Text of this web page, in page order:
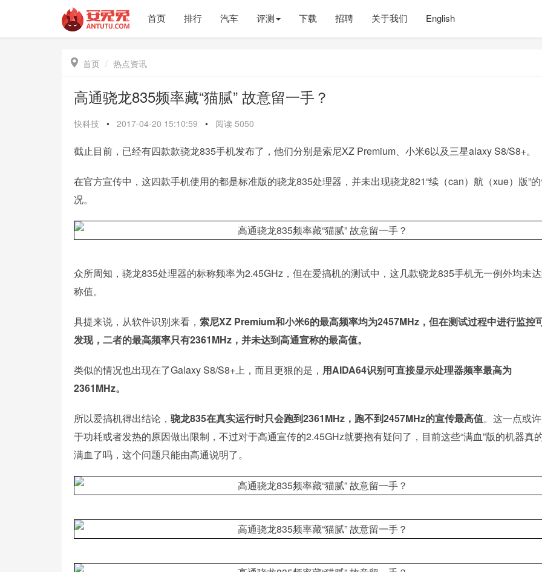
首页 排行 汽车 评测 下载 招聘 关于我们 English
 首页 热点资讯
高通骁龙835频率藏“猫腻” 故意留一手？
快科技 • 2017-04-20 15:10:59 • 阅读 5050
截止目前，已经有四款款骁龙835手机发布了，他们分别是索尼XZ Premium、小米6以及三星alaxy S8/S8+。
在官方宣传中，这四款手机使用的都是标准版的骁龙835处理器，并未出现骁龙821“续（can）航（xue）版”
况。
众所周知，骁龙835处理器的标称频率为2.45GHz，但在爱搞机的测试中，这几款骁龙835手机无一例外均未
称值。
具提来说，从软件识别来看， 索尼XZ Premium和小米6的最高频率均为2457MHz，但在测试过程中进行监控
发现，二者的最高频率只有2361MHz，并未达到高通宣称的最高值。
类似的情况也出现在了Galaxy S8/S8+上，而且更狠的是， 用AIDA64识别可直接显示处理器频率最高为
2361MHz。
所以爱搞机得出结论， 骁龙835在真实运行时只会跑到2361MHz，跑不到2457MHz的宣传最高值。这一点或
于功耗或者发热的原因做出限制，不过对于高通宣传的2.45GHz就要抱有疑问了，目前这些“满血”版的机器真
满血了吗，这个问题只能由高通说明了。